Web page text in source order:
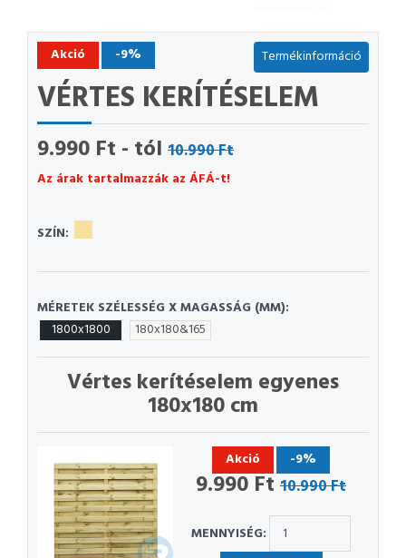
Termékinformáció
Akció -9%
VÉRTES KERÍTÉSELEM
9.990 Ft - tól 10.990 Ft
Az árak tartalmazzák az ÁFÁ-t!
SZÍN:
MÉRETEK SZÉLESSÉG X MAGASSÁG (MM):
1800x1800
180x180&165
Vértes kerítéselem egyenes
180x180 cm
Akció -9%
9.990 Ft10.990 Ft
MENNYISÉG: